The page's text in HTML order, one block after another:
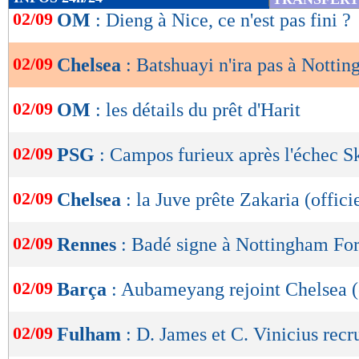
de
OK
02/09 OM : Dieng à Nice, ce n'est pas fini ?
02/09 Chelsea : Batshuayi n'ira pas à
02/09 OM : les détails du prêt d'Harit
02/09 PSG : Campos furieux après l'échec
02/09 Chelsea : la Juve prête Zakaria
02/09 Rennes : Badé signe à Nottingham
02/09 Barça : Aubameyang rejoint Chelsea
02/09 Fulham : D. James et C. Vinicius